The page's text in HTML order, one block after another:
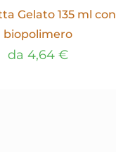
Gelato 135 ml con
biopolimero
da4,64€